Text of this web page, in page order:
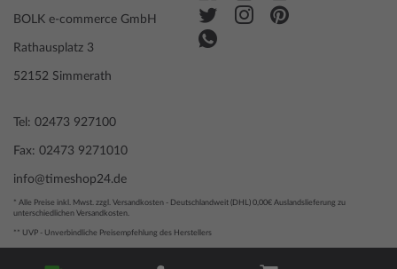
Funktionen Datum, Minute, Sekunde, Stunde
Gehäusebreite
Wasserdichte
Gehäuse Farbe
Silber
entspiegelt, Saphirglas
BOLK e-commerce GmbH
Rathausplatz 3
52152 Simmerath
Tel: 02473 927100
Fax: 02473 9271010
info@timeshop24.de
* Alle Preise inkl. Mwst. zzgl. Versandkosten - Deutschlandweit (DHL) 0,00€ Auslandslieferung zu
unterschiedlichen Versandkosten.
** UVP - Unverbindliche Preisempfehlung des Herstellers
© 2004 - 2026, BOLK e-commerce GmbH | Technische Umsetzung